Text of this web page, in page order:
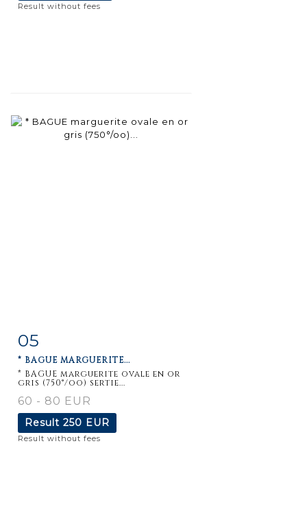
Result without fees
Item detail
05
* BAGUE MARGUERITE...
* BAGUE marguerite ovale en or
gris (750°/oo) sertie...
60 - 80 EUR
Result 250 EUR
Result without fees